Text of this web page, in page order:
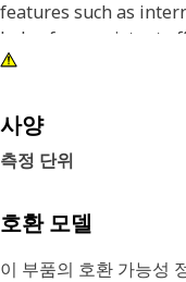
features such as
holes for consistent
사양
측정 단위
호환 모델
이 부품의 호환 가능성